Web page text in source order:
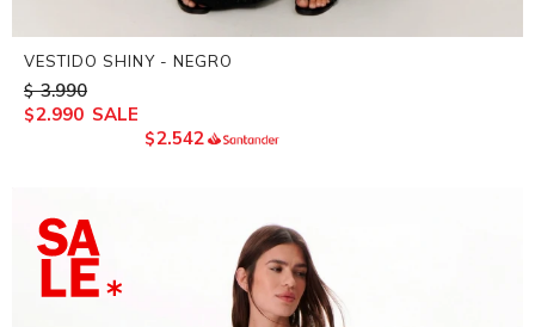
VESTIDO SHINY - NEGRO
$ 3.990
$2.990
$2.542